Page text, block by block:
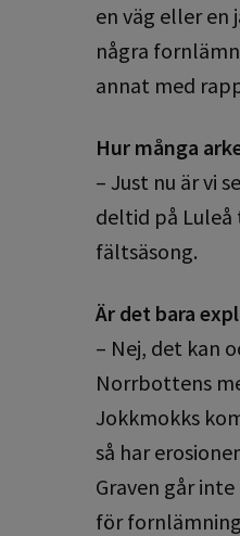
en väg eller en
några
annat med
Hur många
– Just nu är vi
deltid på Luleå
fältsäsong.
Är det bara
– Nej, det kan
Norrbottens
Jokkmokks
så har
Graven går
för